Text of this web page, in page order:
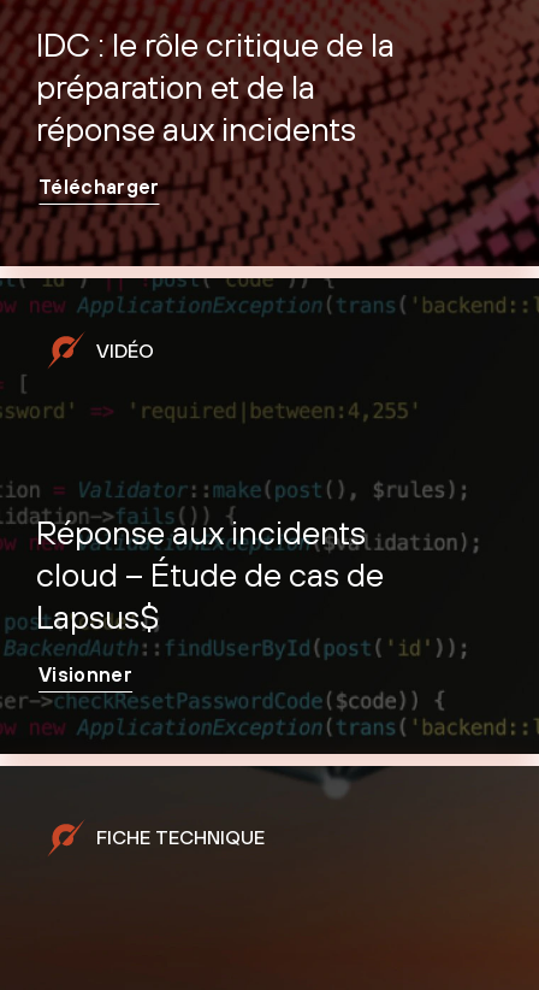
IDC : le rôle critique de la
préparation et de la
réponse aux incidents
Télécharger
VIDÉO
Réponse aux incidents
cloud – Étude de cas de
Lapsus$
Visionner
FICHE TECHNIQUE